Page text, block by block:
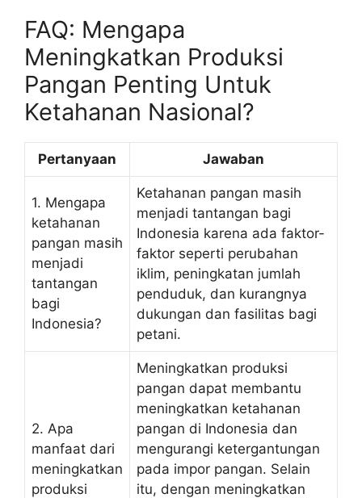
FAQ: Mengapa
Meningkatkan Produksi
Pangan Penting Untuk
Ketahanan Nasional?
Pertanyaan Jawaban
1. Mengapa
ketahanan
pangan masih
menjadi
tantangan
bagi
Indonesia?
Ketahanan pangan masih
menjadi tantangan bagi
Indonesia karena ada faktor-
faktor seperti perubahan
iklim, peningkatan jumlah
penduduk, dan kurangnya
dukungan dan fasilitas bagi
petani.
2. Apa
manfaat dari
meningkatkan
produksi
Meningkatkan produksi
pangan dapat membantu
meningkatkan ketahanan
pangan di Indonesia dan
mengurangi ketergantungan
pada impor pangan. Selain
itu, dengan meningkatkan